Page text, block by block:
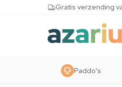
Skip to content Gratis verzending
Paddo's